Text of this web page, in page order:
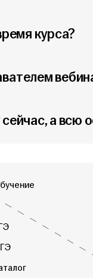
курса?
а всю